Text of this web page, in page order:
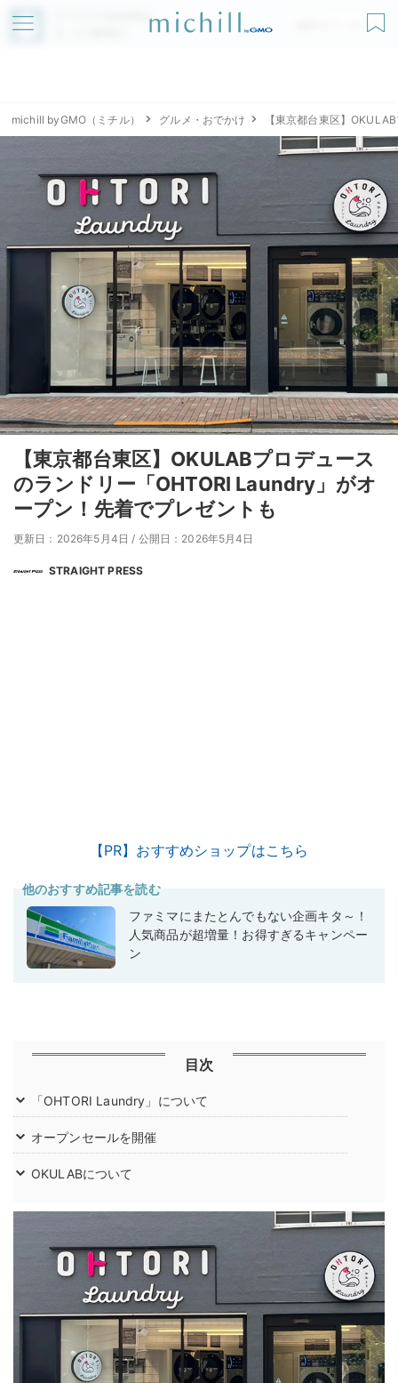
アプリでmichillが
無料ダウンロード
michill byGMO（ミチル） グルメ・おでかけ 【東京都台東区】
【東京都台東区】OKULABプロデュース
のランドリー「OHTORI Laundry」がオ
ープン！先着でプレゼントも
更新日：2026年5月4日 / 公開日：2026年5月4日
STRAIGHT PRESS
【PR】おすすめショップはこちら
他のおすすめ記事を読む
ファミマにまたとんでもない企画キタ～！
人気商品が超増量！お得すぎるキャンペー
ン
目次
「OHTORI Laundry」について
オープンセールを開催
OKULABについて